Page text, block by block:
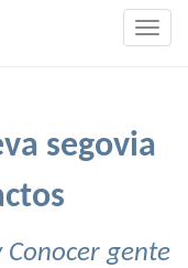
segovia
gente